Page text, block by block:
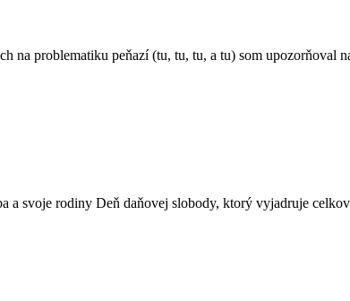
na problematiku peňazí (tu, tu, tu, a tu) som upozorňoval
a svoje rodiny Deň daňovej slobody, ktorý vyjadruje